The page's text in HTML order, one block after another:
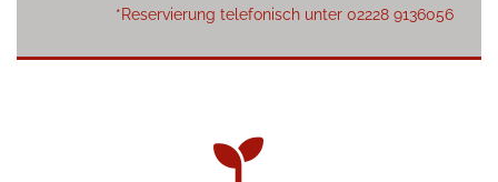
*Reservierung telefonisch unter 02228 9136056